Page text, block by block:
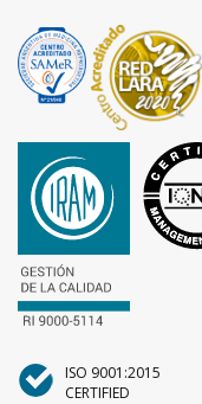
ISO 9001:2015
CERTIFIED